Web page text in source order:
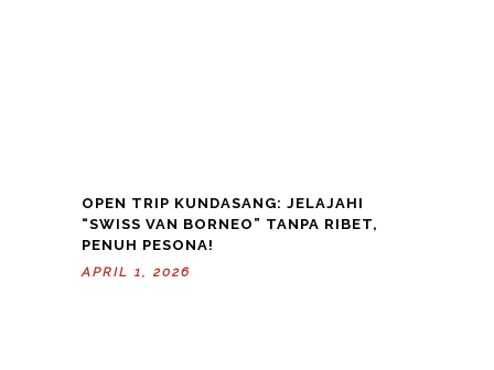
OPEN TRIP KUNDASANG: JELAJAHI
“SWISS VAN BORNEO” TANPA RIBET,
PENUH PESONA!
APRIL 1, 2026